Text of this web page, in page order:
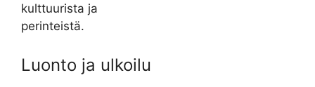
kulttuurista ja
perinteistä.
Luonto ja ulkoilu